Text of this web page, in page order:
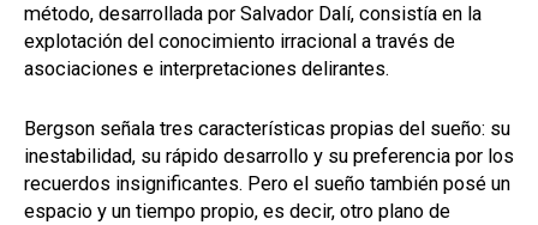
método, desarrollada por Salvador Dalí, consistía en la
explotación del conocimiento irracional a través de
asociaciones e interpretaciones delirantes.
Bergson señala tres características propias del sueño: su
inestabilidad, su rápido desarrollo y su preferencia por los
recuerdos insignificantes. Pero el sueño también posé un
espacio y un tiempo propio, es decir, otro plano de